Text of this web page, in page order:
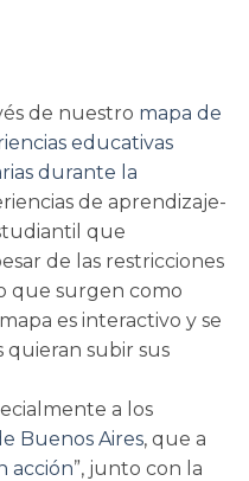
de nuestro mapa de
educativas
durante la
de aprendizaje-
que
de las restricciones
que surgen como
es interactivo y se
subir sus
a los
Buenos Aires, que a
acción”, junto con la